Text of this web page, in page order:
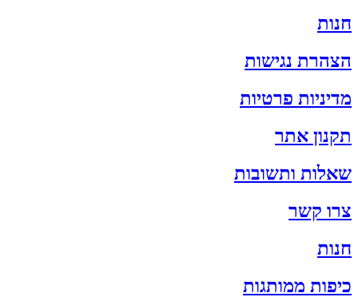
חנות
הצהרת נגישות
מדיניות פרטיות
תקנון אתר
שאלות ותשובות
צרו קשר
חנות
כיפות ממותגות